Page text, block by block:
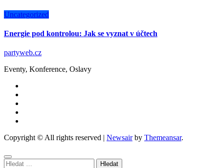
Uncategorized
Energie pod kontrolou: Jak se vyznat v účtech
partyweb.cz
Eventy, Konference, Oslavy
Copyright © All rights reserved | Newsairby Themeansar.
Vyhledávání